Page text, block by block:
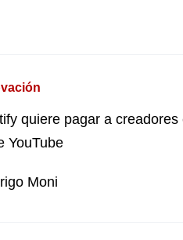
quiere pagar a
YouTube
Moni